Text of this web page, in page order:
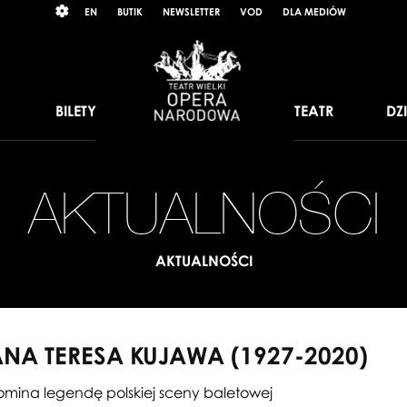
język
EN BUTIK NEWSLETTER VOD DLA MEDIÓW
BILETY TEATR
AKTUALNOŚCI
AKTUALNOŚCI
TERESA KUJAWA (1927-2020)
legendę polskiej sceny baletowej